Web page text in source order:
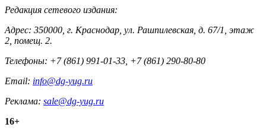
Редакция сетевого издания:
Адрес: 350000, г. Краснодар, ул. Рашпилевская, д. 67/1, этаж
2, помещ. 2.
Телефоны: +7 (861) 991-01-33, +7 (861) 290-80-80
Email: info@dg-yug.ru
Реклама: sale@dg-yug.ru
Информация
16+